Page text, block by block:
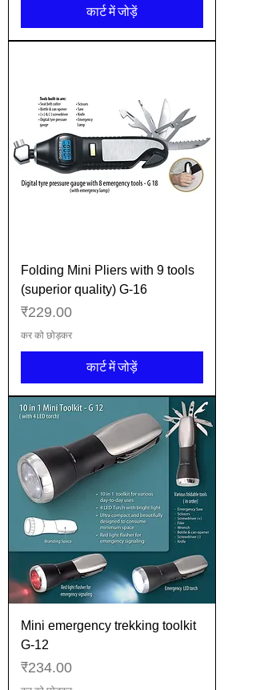
कार्ट में जोड़ें
Folding Mini Pliers with 9 tools
(superior quality) G-16
मूल्य
₹229.00
कर को छोड़कर
कार्ट में जोड़ें
Mini emergency trekking toolkit
G-12
मूल्य
₹234.00